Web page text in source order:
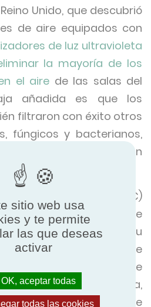
Unido, que descubrió
de aire equipados con
de luz ultravioleta
la mayoría de los
el aire de las salas del
añadida es que los
filtraron con éxito otros
fúngicos y bacterianos,
el aire que incorporan
de Enfermedades (CDC)
publicó un informe
que se documentaba su
uso de purificadores de
para reducir el riesgo de
en entornos de oficina,
Se informó de
sitio web usa
y te permite
las que deseas
activar
OK, aceptar todas
todas las cookies